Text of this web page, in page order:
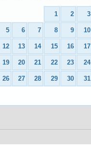
1 2 3
5 6 7 8 9 10
12 13 14 15 16 17
19 20 21 22 23 24
26 27 28 29 30 31